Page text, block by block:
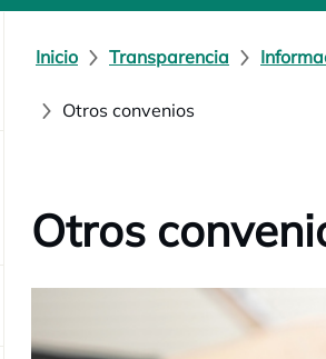
Inicio Transparencia
Otros convenios
Otros